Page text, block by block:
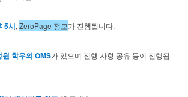
5시,ZeroPage 정모가 진행됩니다.
원 학우의 OMS가 있으며 진행 사항 공유 등이 진행됩